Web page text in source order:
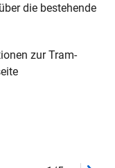
die bestehende
zur Tram-